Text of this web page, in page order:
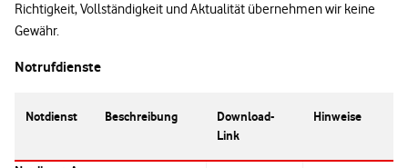
Richtigkeit, Vollständigkeit und Aktualität übernehmen wir keine
Gewähr.
Notrufdienste
Notdienst Beschreibung
Download-
Link
Hinweise